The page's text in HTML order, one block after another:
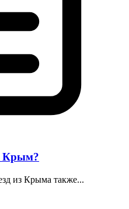
Крым?
из Крыма также...